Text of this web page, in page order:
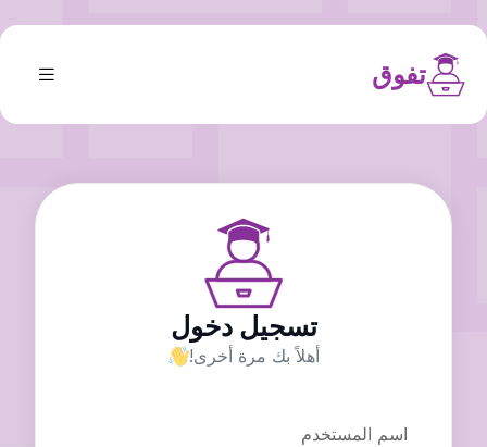
تفوق
تسجيل دخول
أهلاً بك مرة أخرى!
اسم المستخدم